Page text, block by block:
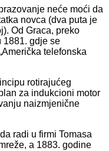
neće moći da
novca (dva puta je
Od Graca, preko
1881. gdje se
telefonska
rotirajućeg
za indukcioni motor
naizmjenične
radi u firmi Tomasa
a 1883. godine